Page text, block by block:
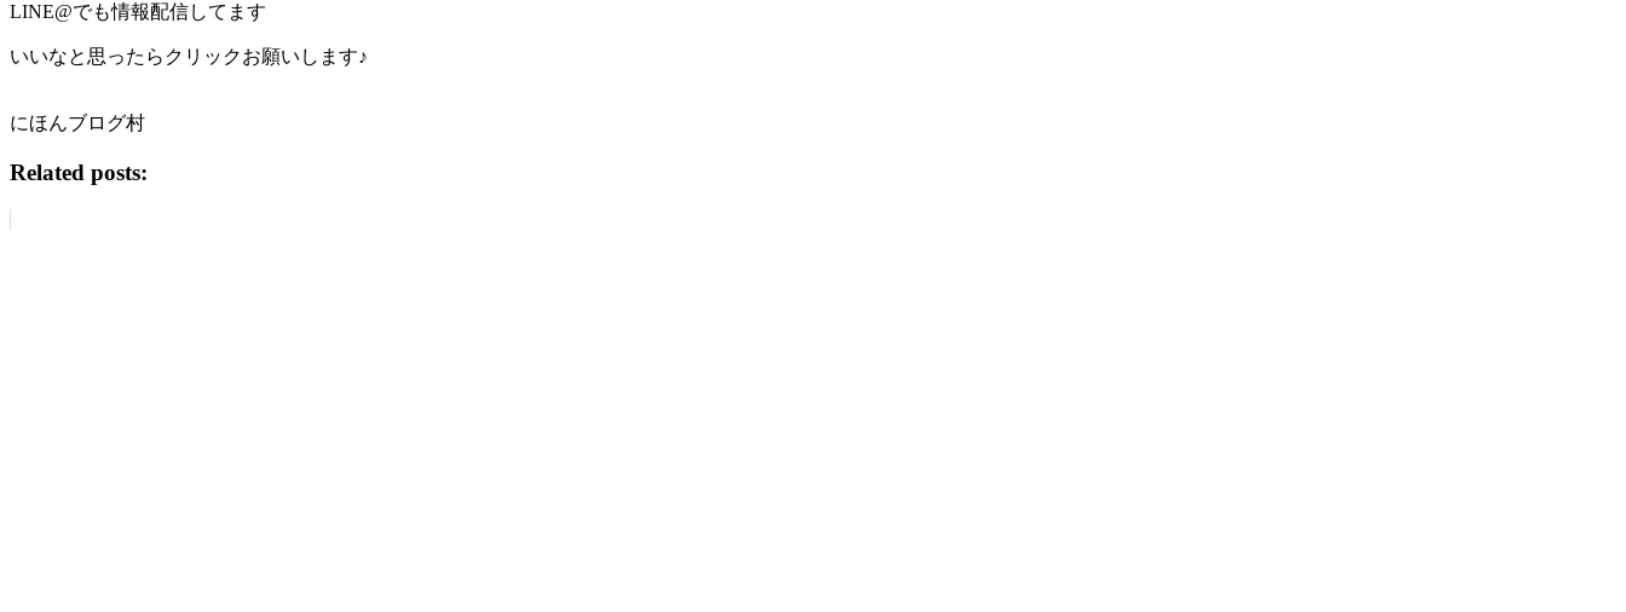
LINE@でも情報配信してます
いいなと思ったらクリックお願いします♪
にほんブログ村
Related posts: